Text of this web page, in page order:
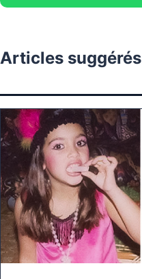
Articles suggérés